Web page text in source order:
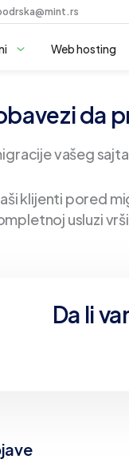
Web hosting
da
vašeg
klijenti pored
usluzi
Da li